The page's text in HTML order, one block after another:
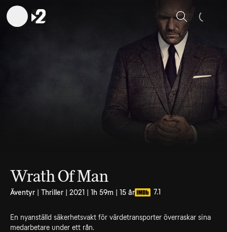
Sök
Wrath Of Man
Äventyr | Thriller | 2021 | 1h 59m | 15 år 7.1
En nyanställd säkerhetsvakt för värdetransporter överraskar sina
medarbetare under ett rån.